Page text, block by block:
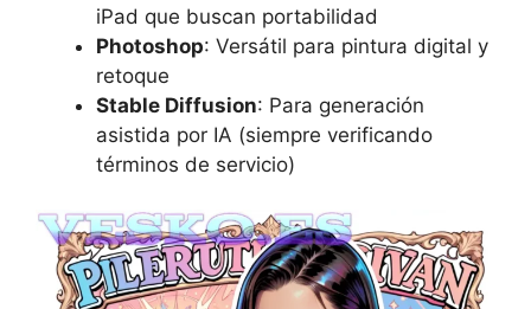
iPad que buscan portabilidad
Photoshop: Versátil para pintura digital y
retoque
Stable Diffusion: Para generación
asistida por IA (siempre verificando
términos de servicio)